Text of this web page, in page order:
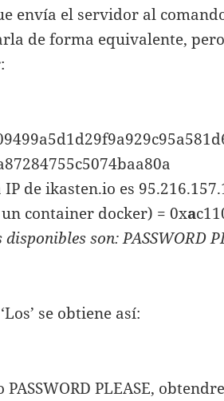
envía el servidor al
de forma equivalente,
IP de ikasten.io es
container docker) = 0xa
son: PASSWORD
se obtiene así:
PLEASE,